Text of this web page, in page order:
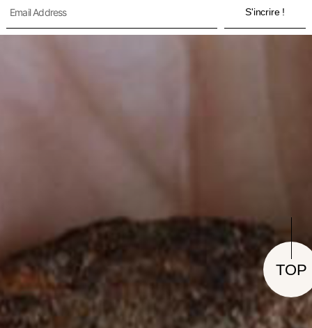
TOP
S'incrire !